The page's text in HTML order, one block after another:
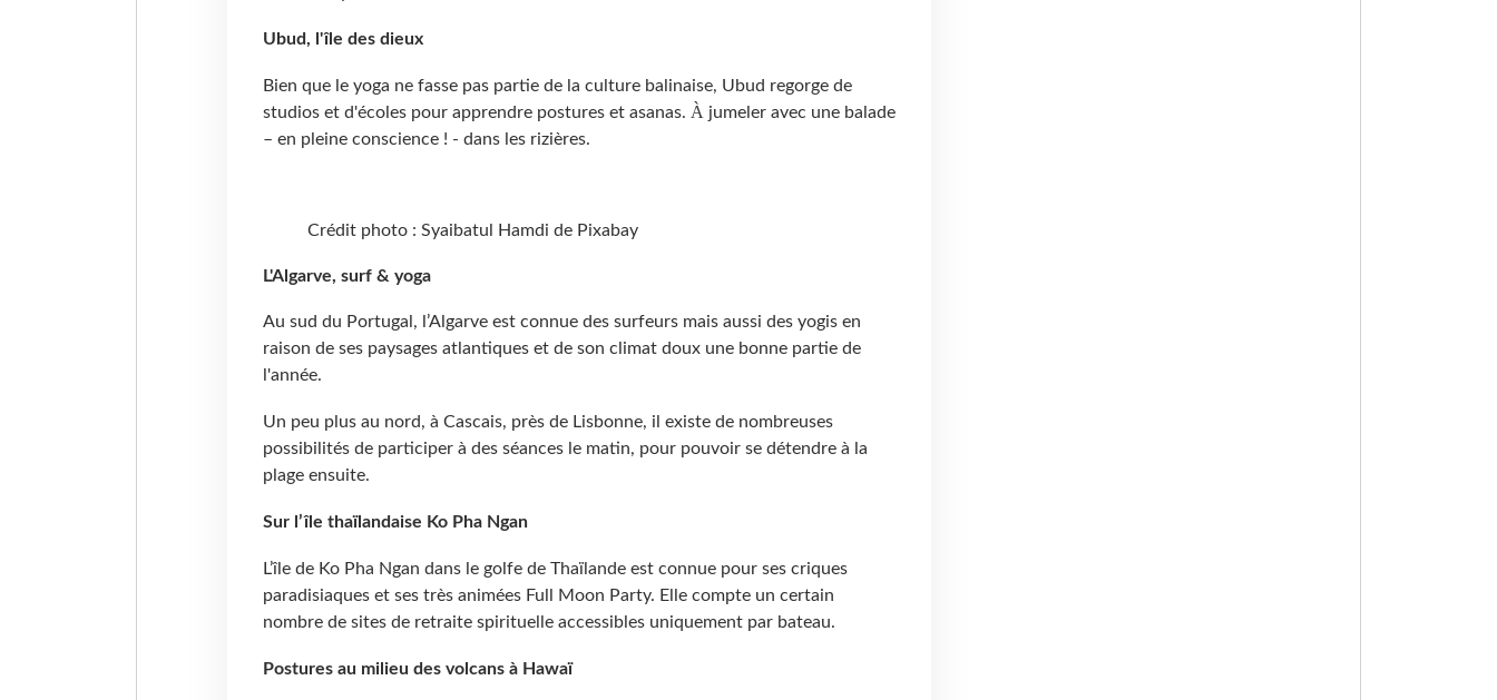
Ubud, l'île des dieux
Bien que le yoga ne fasse pas partie de la culture balinaise, Ubud regorge de
studios et d'écoles pour apprendre postures et asanas. Àjumeler avec une balade
– en pleine conscience ! - dans les rizières.
Crédit photo : Syaibatul Hamdi de Pixabay
L'Algarve, surf & yoga
Au sud du Portugal, l’Algarve est connue des surfeurs mais aussi des yogis en
raison de ses paysages atlantiques et de son climat doux une bonne partie de
l'année.
Un peu plus au nord, à Cascais, près de Lisbonne, il existe de nombreuses
possibilités de participer à des séances le matin, pour pouvoir se détendre à la
plage ensuite.
Sur l’île thaïlandaise Ko Pha Ngan
L’île de Ko Pha Ngan dans le golfe de Thaïlande est connue pour ses criques
paradisiaques et ses très animées Full Moon Party. Elle compte un certain
nombre de sites de retraite spirituelle accessibles uniquement par bateau.
Postures au milieu des volcans à Hawaï